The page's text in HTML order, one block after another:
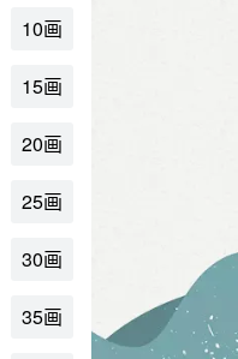
10画
15画
20画
25画
30画
35画